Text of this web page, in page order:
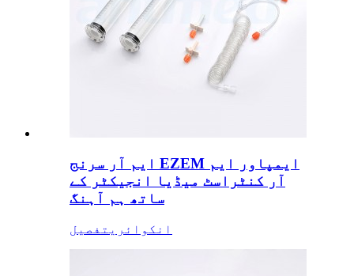
ایم آر سرنج EZEM ایمپاور ایم
آر کنٹراسٹ میڈیا انجیکٹر کے
ساتھ ہم آہنگ
انکوائری تفصیل